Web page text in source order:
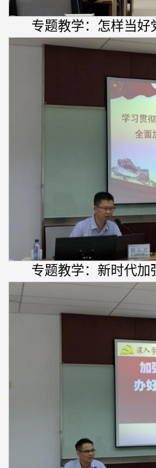
专题教学：怎样当好
专题教学：新时代加